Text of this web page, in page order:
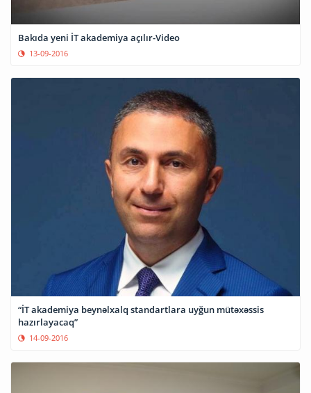
Bakıda yeni İT akademiya açılır-Video
13-09-2016
“İT akademiya beynəlxalq standartlara uyğun mütəxəssis
hazırlayacaq”
14-09-2016